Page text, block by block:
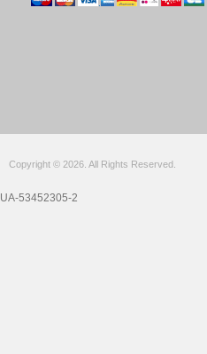
Copyright © 2026. All Rights Reserved.
UA-53452305-2